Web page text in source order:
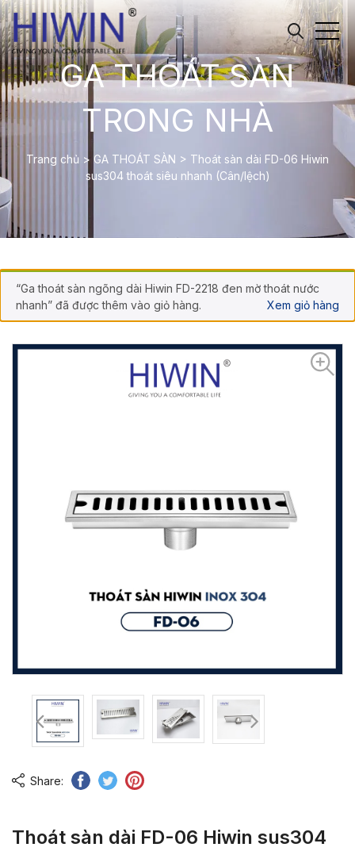
GA THOÁT SÀN
TRONG NHÀ
Trang chủ > GA THOÁT SÀN > Thoát sàn dài FD-06 Hiwin
sus304 thoát siêu nhanh (Cân/lệch)
“Ga thoát sàn ngõng dài Hiwin FD-2218 đen mờ thoát nước
nhanh” đã được thêm vào giỏ hàng.
Xem giỏ hàng
Share:
Thoát sàn dài FD-06 Hiwin sus304